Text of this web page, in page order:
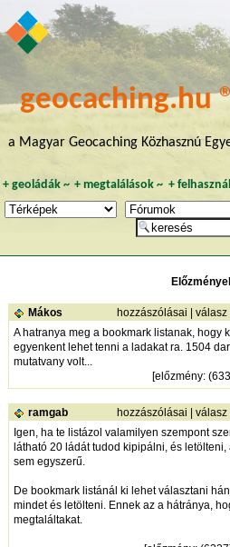
geocaching.hu
a Magyar Geocaching Közhasznú
+ geoládák~ +megtalálások ~ +
Mákos hozzászólásai válasz
A hatranya meg a bookmark listanak, hogy
egyenkent lehet tenni a ladakat ra. 1504
mutatvany volt...
[előzmény:
ramgab hozzászólásai válasz
Igen, ha te listázol valamilyen szempont
látható 20 ládát tudod kipipálni, és
sem egyszerű.
De bookmark listánál ki lehet választani
mindet és letölteni. Ennek az a hátránya,
megtaláltakat.